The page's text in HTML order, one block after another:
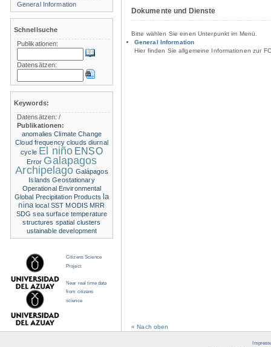
Dokumente und Dienste
Bitte wählen Sie einen Unterpunkt im Menü.
General Information
Hier finden Sie allgemeine Informationen zur
« Nach oben
General Information
Schnellsuche
Publikationen:
Datensätzen:
Keywords:
Datensätzen:/
Publikationen:
anomalies Climate Change
Cloud frequency clouds diurnal
cycle El niño ENSO
Error Galapagos
Archipelago Galápagos
Islands Geostationary
Operational Environmental
Global Precipitation Products la
nina local SST MODIS MRR
SDG sea surface temperature
structures spatial clusters
ustainable development
Citizens Science
Project
Near real time data
from citizens
science